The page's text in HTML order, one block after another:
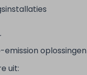
oplossingen
uit: